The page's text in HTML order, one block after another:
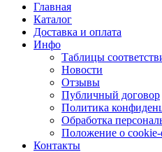
Главная
Каталог
Доставка и оплата
Инфо
Таблицы
Новости
Отзывы
Публичный договор
Политика
Обработка
Положение о
Контакты